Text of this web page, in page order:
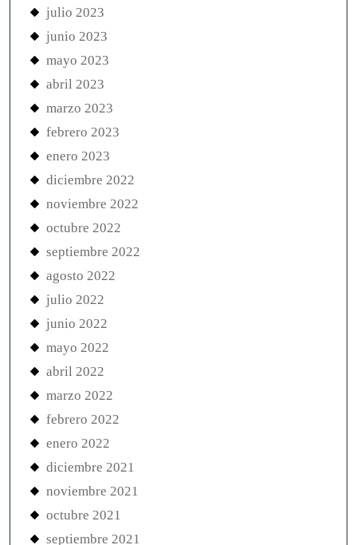
julio 2023
junio 2023
mayo 2023
abril 2023
marzo 2023
febrero 2023
enero 2023
diciembre 2022
noviembre 2022
octubre 2022
septiembre 2022
agosto 2022
julio 2022
junio 2022
mayo 2022
abril 2022
marzo 2022
febrero 2022
enero 2022
diciembre 2021
noviembre 2021
octubre 2021
septiembre 2021